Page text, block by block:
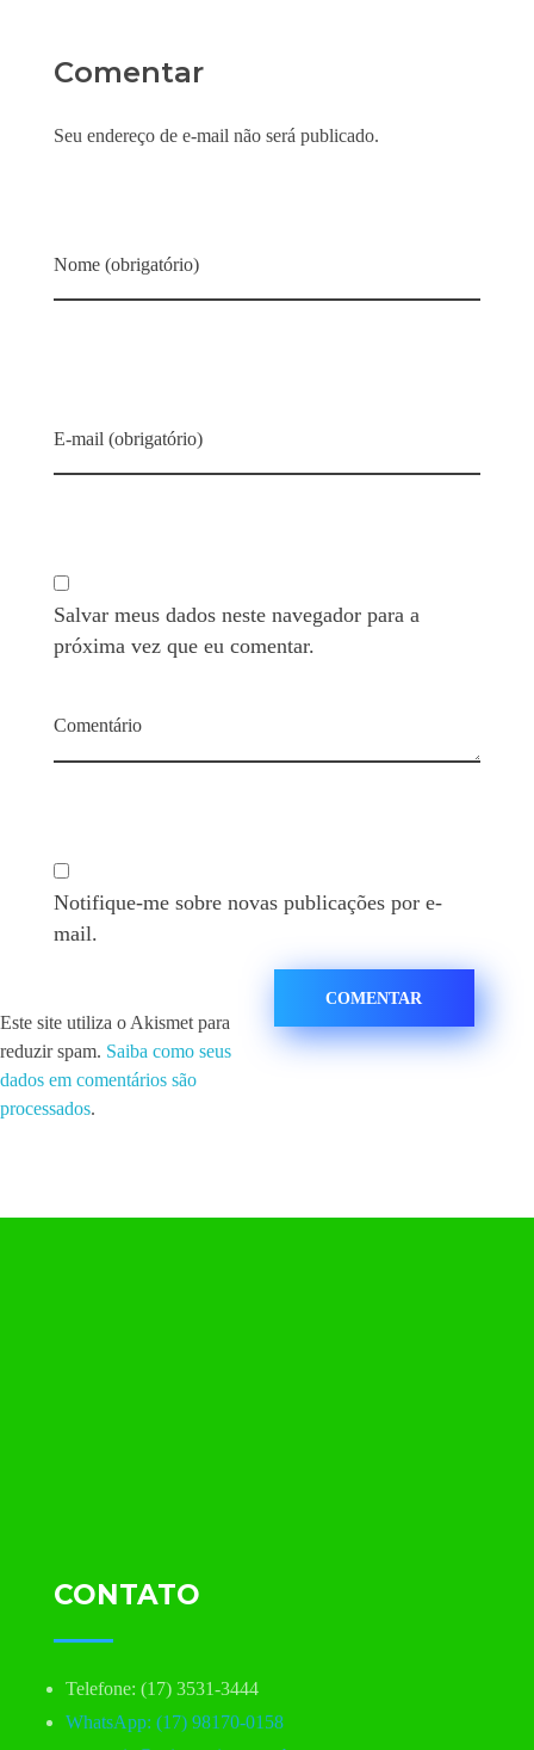
Comentar
Seu endereço de e-mail não será publicado.
Nome (obrigatório)
E-mail (obrigatório)
Salvar meus dados neste navegador para a
próxima vez que eu comentar.
Comentário
Notifique-me sobre novas publicações por e-
mail.
Este site utiliza o Akismet para
reduzir spam. Saiba como seus
dados em comentários são
processados.
CONTATO
Telefone: (17) 3531-3444
WhatsApp: (17) 98170-0158